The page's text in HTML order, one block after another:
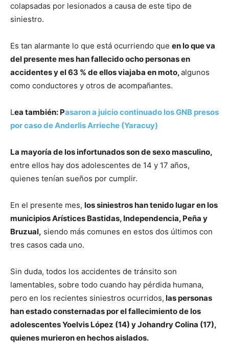
colapsadas por lesionados a causa de este tipo de
siniestro.
Es tan alarmante lo que está ocurriendo que en lo que va
del presente mes han fallecido ocho personas en
accidentes y el 63 % de ellos viajaba en moto,algunos
como conductores y otros de acompañantes.
Lea también: Pasaron a juicio continuado los GNB presos
por caso de Anderlis Arrieche (Yaracuy)
La mayoría de los infortunados son de sexo masculino,
entre ellos hay dos adolescentes de 14 y 17 años,
quienes tenían sueños por cumplir.
En el presente mes, los siniestros han tenido lugar en los
municipios Arístices Bastidas, Independencia, Peña y
Bruzual, siendo más comunes en estos dos últimos con
tres casos cada uno.
Sin duda, todos los accidentes de tránsito son
lamentables, sobre todo cuando hay pérdida humana,
pero en los recientes siniestros ocurridos, las personas
han estado consternadas por el fallecimiento de los
adolescentes Yoelvis López (14) y Johandry Colina (17),
quienes murieron en hechos aislados.